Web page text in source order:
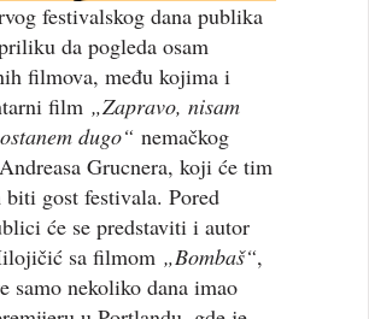
festivalskog dana publika
da pogleda osam
filmova, među kojima i
film „Zapravo, nisam
dugo“ nemačkog
Grucnera, koji će tim
biti gost festivala. Pored
će se predstaviti i autor
sa filmom „Bombaš“,
samo nekoliko dana imao